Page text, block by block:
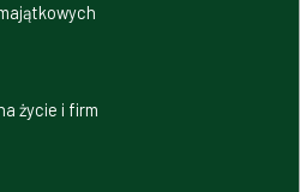
życie i firm